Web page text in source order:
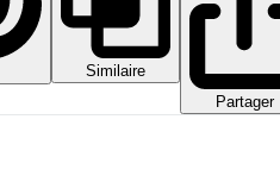
Similaire
Partager